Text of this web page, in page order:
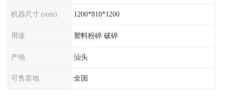
机器尺寸 (mm) 1200*810*1200
用途 塑料粉碎 破碎
产地 汕头
可售卖地 全国